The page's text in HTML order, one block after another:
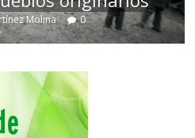
Molina 0